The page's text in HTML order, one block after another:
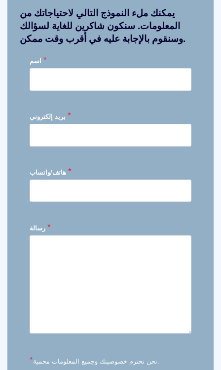
يمكنك ملء النموذج التالي لاحتياجاتك من
المعلومات. سنكون شاكرين للغاية لسؤالك
وسنقوم بالإجابة عليه في أقرب وقت ممكن.
*
*
*
*
* نحن نحترم خصوصيتك وجميع المعلومات محمية.